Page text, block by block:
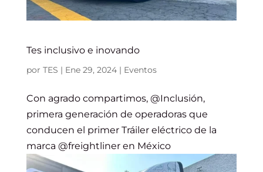
Tes inclusivo e inovando
por TES | Ene 29, 2024| Eventos
Con agrado compartimos, @Inclusión,
primera generación de operadoras que
conducen el primer Tráiler eléctrico de la
marca @freightliner en México